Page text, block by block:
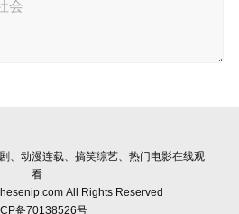
、动漫连载、搞笑综艺、热门电影在线观
看
All Rights Reserved
备70138526号